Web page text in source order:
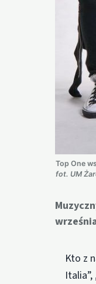
Top One
fot. UM
Kto z